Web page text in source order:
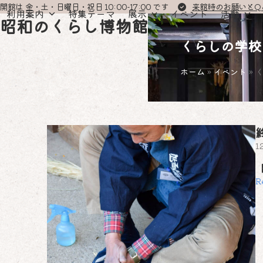
Skip
to
content
開館は 金・土・日曜日・祝日 10:00-17:00 です 来館時のお願いと
昭和のくらし博物館
利用案内 特集テーマ 展示 イベント 活動
くらしの学校
ホーム»イベント »